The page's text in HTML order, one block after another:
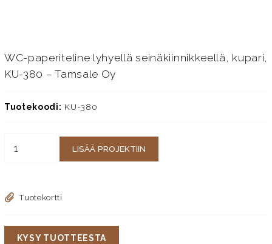
WC-paperiteline lyhyellä seinäkiinnikkeellä, kupari,
KU-380 – Tamsale Oy
Tuotekoodi: KU-380
LISÄÄ PROJEKTIIN
Tuotekortti
KYSY TUOTTEESTA